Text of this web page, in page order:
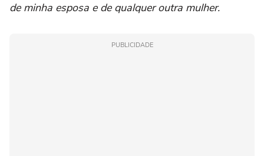
de minha esposa e de qualquer outra mulher.
PUBLICIDADE